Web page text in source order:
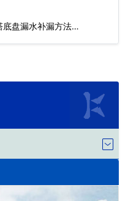
底盘漏水补漏方法…